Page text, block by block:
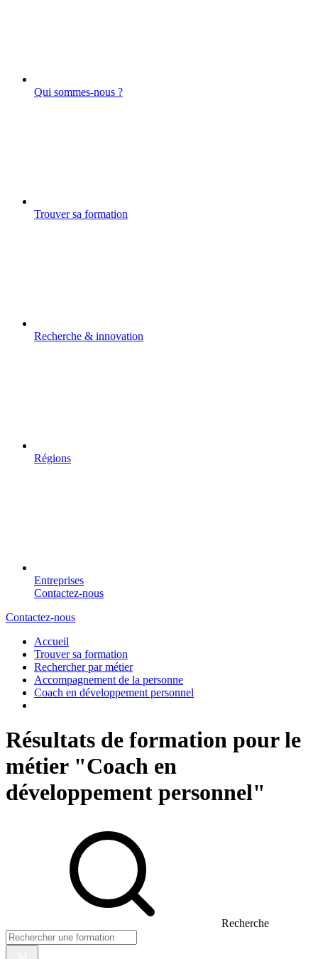
Qui sommes-nous ?
Trouver sa formation
Recherche & innovation
Régions
Entreprises
Contactez-nous
Contactez-nous
Accueil
Trouver sa formation
Rechercher par métier
Accompagnement de la personne
Coach en développement personnel
Résultats de formation pour le
métier "Coach en
développement personnel"
Recherche